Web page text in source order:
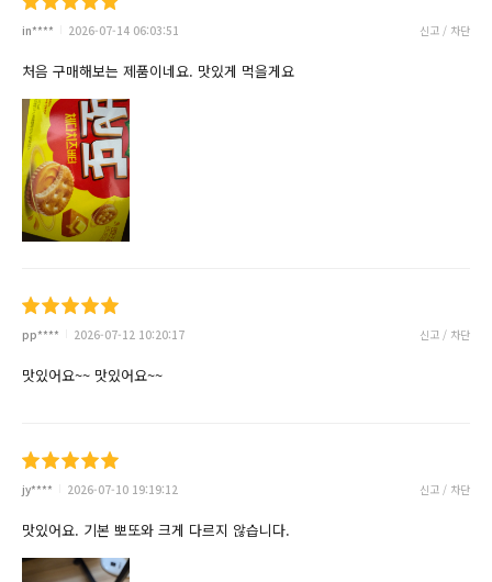
in**** 2026-07-14 06:03:51 신고 / 차단
처음 구매해보는 제품이네요. 맛있게 먹을게요
pp**** 2026-07-12 10:20:17 신고 / 차단
맛있어요~~ 맛있어요~~
jy**** 2026-07-10 19:19:12 신고 / 차단
맛있어요. 기본 뽀또와 크게 다르지 않습니다.